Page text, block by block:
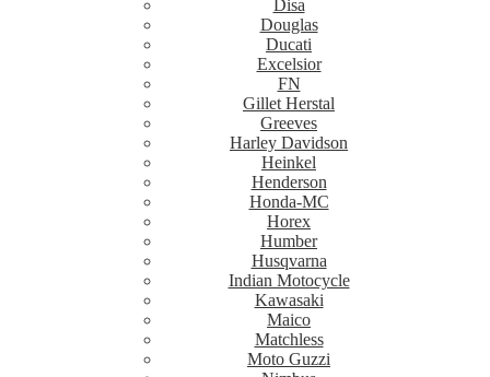
Disa
Douglas
Ducati
Excelsior
FN
Gillet Herstal
Greeves
Harley Davidson
Heinkel
Henderson
Honda-MC
Horex
Humber
Husqvarna
Indian Motocycle
Kawasaki
Maico
Matchless
Moto Guzzi